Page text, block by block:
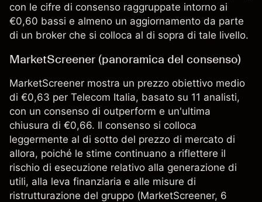
con le cifre di consenso raggruppate intorno ai
€0,60 bassi e almeno un aggiornamento da parte
di un broker che si colloca al di sopra di tale livello.
MarketScreener (panoramica del consenso)
MarketScreener mostra un prezzo obiettivo medio
di €0,63 per Telecom Italia, basato su 11 analisti,
con un consenso di outperform e un'ultima
chiusura di €0,66. Il consenso si colloca
leggermente al di sotto del prezzo di mercato di
allora, poiché le stime continuano a riflettere il
rischio di esecuzione relativo alla generazione di
utili, alla leva finanziaria e alle misure di
ristrutturazione del gruppo (MarketScreener, 6